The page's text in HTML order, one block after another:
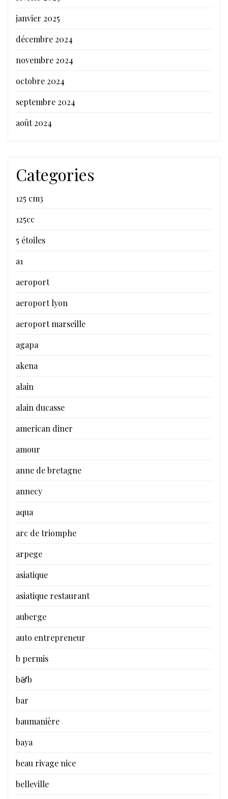
janvier 2025
décembre 2024
novembre 2024
octobre 2024
septembre 2024
août 2024
Categories
125 cm3
125cc
5 étoiles
a1
aeroport
aeroport lyon
aeroport marseille
agapa
akena
alain
alain ducasse
american diner
amour
anne de bretagne
annecy
aqua
arc de triomphe
arpege
asiatique
asiatique restaurant
auberge
auto entrepreneur
b permis
b&b
bar
baumanière
baya
beau rivage nice
belleville